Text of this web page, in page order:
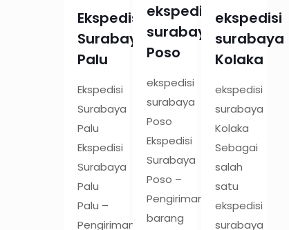
Ekspedisi
Surabaya
Palu
Ekspedisi
Surabaya
Palu
Ekspedisi
Surabaya
Palu
Palu –
Pengiriman
ekspedisi
surabaya
Poso
ekspedisi
surabaya
Poso
Ekspedisi
Surabaya
Poso –
Pengiriman
barang
ekspedisi
surabaya
Kolaka
ekspedisi
surabaya
Kolaka
Sebagai
salah
satu
ekspedisi
surabaya